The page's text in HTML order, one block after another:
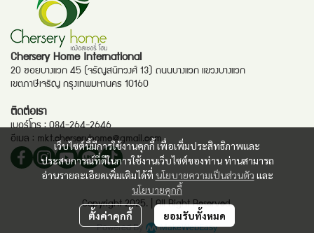
เว็บไซต์นี้มีการใช้งานคุกกี้ เพื่อเพิ่มประสิทธิภาพและ
ประสบการณ์ที่ดีในการใช้งานเว็บไซต์ของท่าน ท่านสามารถ
อ่านรายละเอียดเพิ่มเติมได้ที่ นโยบายความเป็นส่วนตัว และ
นโยบายคุกกี้
ตั้งค่าคุกกี้ ยอมรับทั้งหมด
Chersery Home International
20 ซอยบางแวก 45 (จรัญสนิทวงศ์ 13) ถนนบางแวก แขวงบางแวก
เขตภาษีเจริญ กรุงเทพมหานคร 10160
ติดต่อเรา
เบอร์โทร :084-264-2646
อีเมล : mkt.cherseryhome@gmail.com
Copyright 2025. | All Right Reserved.
Powered By MakeWebEasy